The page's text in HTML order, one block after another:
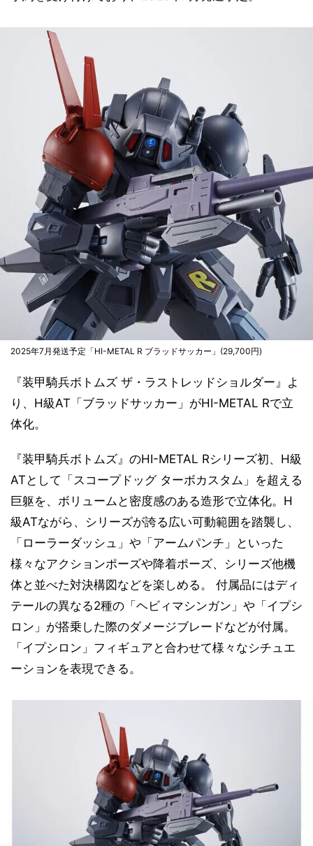
2025年7月発送予定「HI-METAL R ブラッドサッカー」(29,700円)
『装甲騎兵ボトムズ ザ・ラストレッドショルダー』よ
り、H級AT「ブラッドサッカー」がHI-METAL Rで立
体化。
『装甲騎兵ボトムズ』のHI-METAL Rシリーズ初、H級
ATとして「スコープドッグ ターボカスタム」を超える
巨躯を、ボリュームと密度感のある造形で立体化。H
級ATながら、シリーズが誇る広い可動範囲を踏襲し、
「ローラーダッシュ」や「アームパンチ」といった
様々なアクションポーズや降着ポーズ、シリーズ他機
体と並べた対決構図などを楽しめる。 付属品にはディ
テールの異なる2種の「ヘビィマシンガン」や「イプシ
ロン」が搭乗した際のダメージブレードなどが付属。
「イプシロン」フィギュアと合わせて様々なシチュエ
ーションを表現できる。